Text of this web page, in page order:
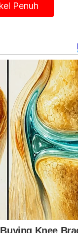
katanya.
kepada
ke enam
adalah
pragmatik dan
yang sedia
jajaran kecil
meningkat minggu
secara berhati-hati
Penuh